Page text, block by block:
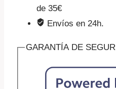
de 35€
Envíos en 24h.
GARANTÍA DE